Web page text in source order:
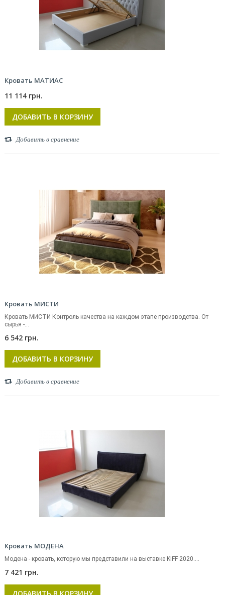
Кровать МАТИАС
11 114 грн.
ДОБАВИТЬ В КОРЗИНУ
Добавить в сравнение
Кровать МИСТИ
Кровать МИСТИ Контроль качества на каждом этапе производства. От
сырья -...
6 542 грн.
ДОБАВИТЬ В КОРЗИНУ
Добавить в сравнение
Кровать МОДЕНА
Модена - кровать, которую мы представили на выставке KIFF 2020....
7 421 грн.